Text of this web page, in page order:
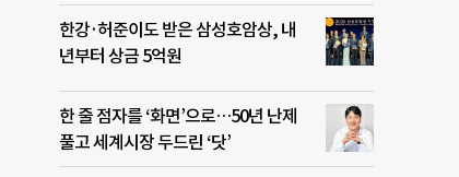
한강·허준이도 받은 삼성호암상, 내
년부터 상금 5억원
한 줄 점자를 ‘화면’으로…50년 난제
풀고 세계시장 두드린 ‘닷’